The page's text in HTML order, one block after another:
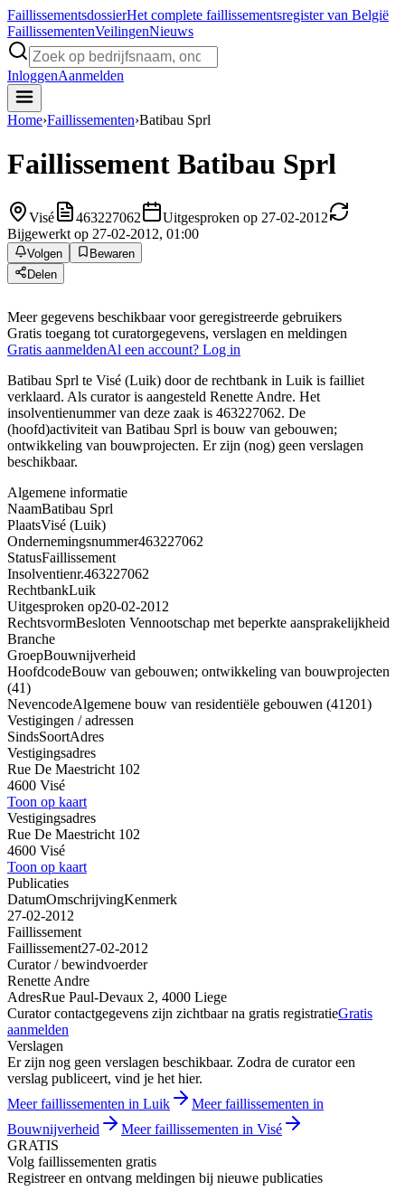
FaillissementsdossierHet complete faillissementsregister van België
FaillissementenVeilingenNieuws
InloggenAanmelden
Home›Faillissementen›Batibau Sprl
Faillissement Batibau Sprl
Visé 463227062
Uitgesproken op 27-02-2012
Bijgewerkt op 27-02-2012, 01:00
Volgen
Bewaren
Delen
Meer gegevens beschikbaar voor geregistreerde gebruikers
Gratis toegang tot curatorgegevens, verslagen en meldingen
Gratis aanmeldenAl een account? Log in
Batibau Sprl te Visé (Luik) door de rechtbank in Luik is failliet
verklaard. Als curator is aangesteld Renette Andre. Het
insolventienummer van deze zaak is 463227062. De
(hoofd)activiteit van Batibau Sprl is bouw van gebouwen;
ontwikkeling van bouwprojecten. Er zijn (nog) geen verslagen
beschikbaar.
Algemene informatie
NaamBatibau Sprl
PlaatsVisé (Luik)
Ondernemingsnummer463227062
StatusFaillissement
Insolventienr.463227062
RechtbankLuik
Uitgesproken op20-02-2012
RechtsvormBesloten Vennootschap met beperkte aansprakelijkheid
Branche
GroepBouwnijverheid
HoofdcodeBouw van gebouwen; ontwikkeling van bouwprojecten
(41)
NevencodeAlgemene bouw van residentiële gebouwen (41201)
Vestigingen / adressen
SindsSoortAdres
Vestigingsadres
Rue De Maestricht 102
4600 Visé
Toon op kaart
Vestigingsadres
Rue De Maestricht 102
4600 Visé
Toon op kaart
Publicaties
DatumOmschrijvingKenmerk
27-02-2012
Faillissement
Faillissement27-02-2012
Curator / bewindvoerder
Renette Andre
AdresRue Paul-Devaux 2, 4000 Liege
Curator contactgegevens zijn zichtbaar na gratis registratieGratis
aanmelden
Verslagen
Er zijn nog geen verslagen beschikbaar. Zodra de curator een
verslag publiceert, vind je het hier.
Meer faillissementen in Luik
Meer faillissementen in
Bouwnijverheid
Meer faillissementen in Visé
GRATIS
Volg faillissementen gratis
Registreer en ontvang meldingen bij nieuwe publicaties